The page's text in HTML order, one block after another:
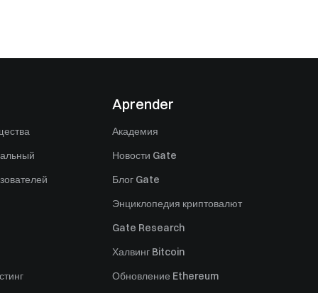
Aprender
Академия
Новости Gate
Блог Gate
Энциклопедия криптовалют
Gate Research
Халвинг Bitcoin
Обновление Ethereum